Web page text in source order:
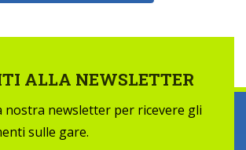
ALLA NEWSLETTER
nostra newsletter per ricevere gli
sulle gare.